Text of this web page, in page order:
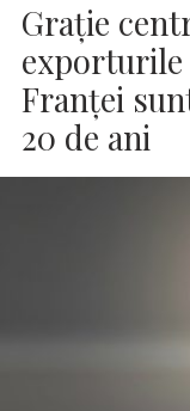
Graţie
exporturile
Franţei
20 de ani